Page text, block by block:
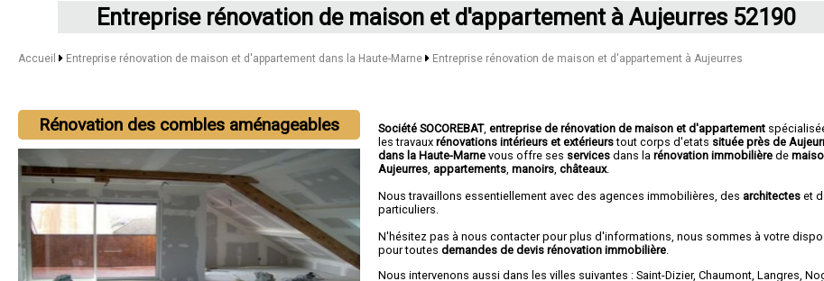
Entreprise rénovation de maison et d'appartement à Aujeurres 52190
Accueil Entreprise rénovation de maison et d'appartement dans la Haute-Marne Entreprise rénovation de maison et d'appartement à Aujeurres
Rénovation des combles aménageables Société SOCOREBAT,entreprise de rénovation de maison et d'appartement
les travauxrénovations intérieurs et extérieurstout corps d'etats située près de
dans la Haute-Marnevous offre ses services dans larénovation immobilière de
Aujeurres appartements ,manoirs ,châteaux.
Nous travaillons essentiellement avec des agences immobilières, des architectes et
particuliers.
N'hésitez pas à nous contacter pour plus d'informations, nous sommes à votre
pour toutesdemandes de devis rénovation immobilière
Nous intervenons aussi dans les villes suivantes :Saint-Dizier,Chaumont ,Langres ,